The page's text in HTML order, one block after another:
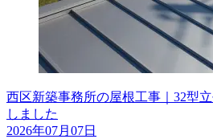
西区新築事務所の屋根工事｜32型
しました
2026年07月07日